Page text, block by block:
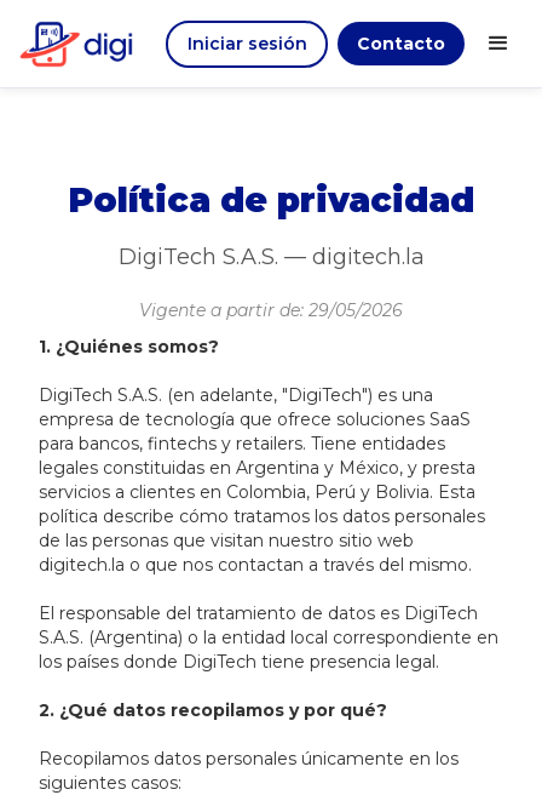
Contacto
Iniciar sesión
Política de privacidad
DigiTech S.A.S. — digitech.la
Vigente a partir de: 29/05/2026
1. ¿Quiénes somos?
DigiTech S.A.S. (en adelante, "DigiTech") es una
empresa de tecnología que ofrece soluciones SaaS
para bancos, fintechs y retailers. Tiene entidades
legales constituidas en Argentina y México, y presta
servicios a clientes en Colombia, Perú y Bolivia. Esta
política describe cómo tratamos los datos personales
de las personas que visitan nuestro sitio web
digitech.la o que nos contactan a través del mismo.
El responsable del tratamiento de datos es DigiTech
S.A.S. (Argentina) o la entidad local correspondiente en
los países donde DigiTech tiene presencia legal.
2. ¿Qué datos recopilamos y por qué?
Recopilamos datos personales únicamente en los
siguientes casos: